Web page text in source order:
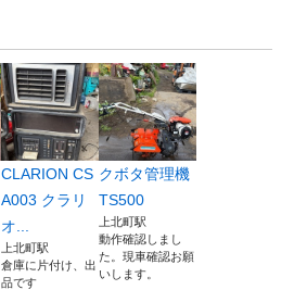
CLARION CS
A003 クラリ
オ...
上北町駅
倉庫に片付け、出
品です
クボタ管理機
TS500
上北町駅
動作確認しまし
た。現車確認お願
いします。